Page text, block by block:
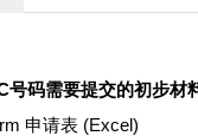
号码需要提交的初步材
申请表 (Excel)